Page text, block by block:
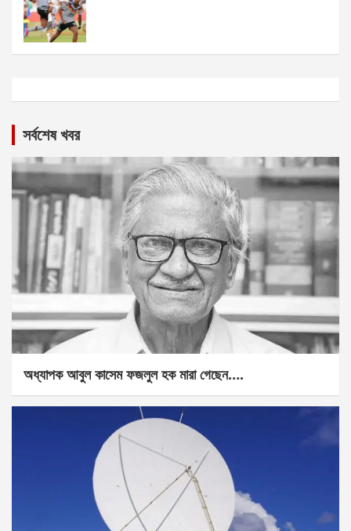
সর্বশেষ খবর
অধ্যাপক আবুল কাসেম ফজলুল হক মারা গেছেন….